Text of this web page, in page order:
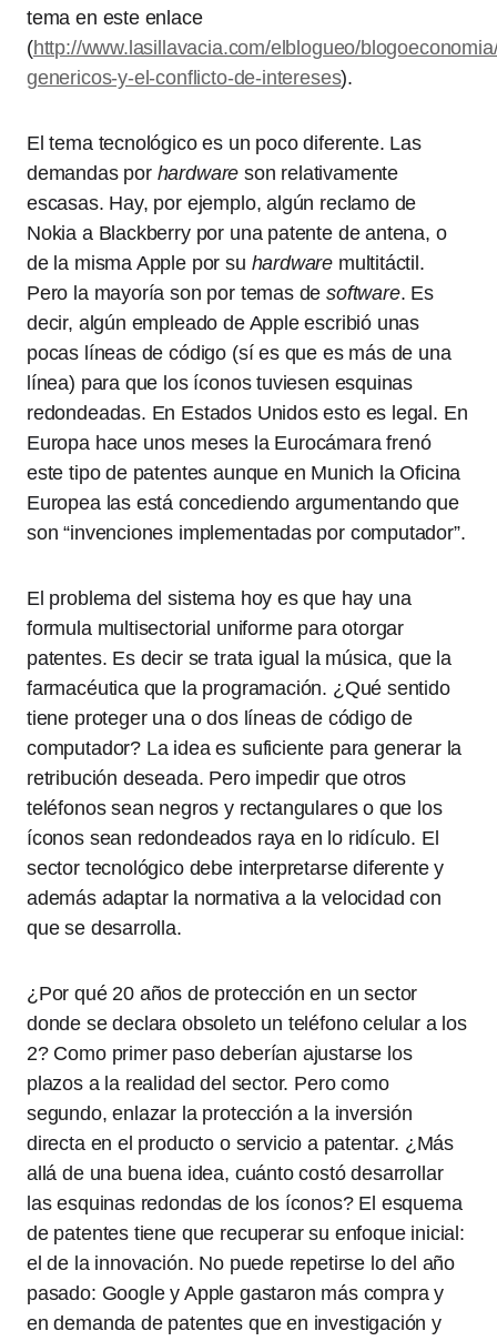
tema en este enlace
(http://www.lasillavacia.com/elblogueo/
genericos-y-el-conflicto-de-intereses).
El tema tecnológico es un poco diferente. Las
demandas por hardware son relativamente
escasas. Hay, por ejemplo, algún reclamo de
Nokia a Blackberry por una patente de antena, o
de la misma Apple por su hardware multitáctil.
Pero la mayoría son por temas desoftware. Es
decir, algún empleado de Apple escribió unas
pocas líneas de código (sí es que es más de una
línea) para que los íconos tuviesen esquinas
redondeadas. En Estados Unidos esto es legal. En
Europa hace unos meses la Eurocámara frenó
este tipo de patentes aunque en Munich la Oficina
Europea las está concediendo argumentando que
son “invenciones implementadas por computador”.
El problema del sistema hoy es que hay una
formula multisectorial uniforme para otorgar
patentes. Es decir se trata igual la música, que la
farmacéutica que la programación. ¿Qué sentido
tiene proteger una o dos líneas de código de
computador? La idea es suficiente para generar la
retribución deseada. Pero impedir que otros
teléfonos sean negros y rectangulares o que los
íconos sean redondeados raya en lo ridículo. El
sector tecnológico debe interpretarse diferente y
además adaptar la normativa a la velocidad con
que se desarrolla.
¿Por qué 20 años de protección en un sector
donde se declara obsoleto un teléfono celular a los
2? Como primer paso deberían ajustarse los
plazos a la realidad del sector. Pero como
segundo, enlazar la protección a la inversión
directa en el producto o servicio a patentar. ¿Más
allá de una buena idea, cuánto costó desarrollar
las esquinas redondas de los íconos? El esquema
de patentes tiene que recuperar su enfoque inicial:
el de la innovación. No puede repetirse lo del año
pasado: Google y Apple gastaron más compra y
en demanda de patentes que en investigación y